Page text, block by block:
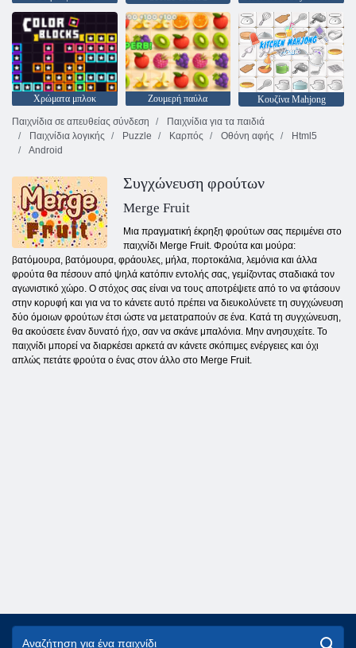
Χρώματα μπλοκ Ζουμερή παύλα
Κουζίνα Mahjong
Παιχνίδια σε απευθείας σύνδεση
Παιχνίδια για τα παιδιά
Παιχνίδια λογικής
Puzzle Καρπός Οθόνη αφής
Html5
Android
Συγχώνευση φρούτων
Merge Fruit
Μια πραγματική έκρηξη φρούτων σας περιμένει στο
παιχνίδι Merge Fruit. Φρούτα και μούρα:
βατόμουρα, βατόμουρα, φράουλες, μήλα, πορτοκάλια, λεμόνια και άλλα
φρούτα θα πέσουν από ψηλά κατόπιν εντολής σας, γεμίζοντας σταδιακά τον
αγωνιστικό χώρο. Ο στόχος σας είναι να τους αποτρέψετε από το να φτάσουν
στην κορυφή και για να το κάνετε αυτό πρέπει να διευκολύνετε τη συγχώνευση
δύο όμοιων φρούτων έτσι ώστε να μετατραπούν σε ένα. Κατά τη συγχώνευση,
θα ακούσετε έναν δυνατό ήχο, σαν να σκάνε μπαλόνια. Μην ανησυχείτε. Το
παιχνίδι μπορεί να διαρκέσει αρκετά αν κάνετε σκόπιμες ενέργειες και όχι
απλώς πετάτε φρούτα ο ένας στον άλλο στο Merge Fruit.